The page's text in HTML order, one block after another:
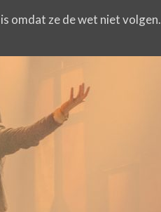
omdat ze de wet niet volgen.